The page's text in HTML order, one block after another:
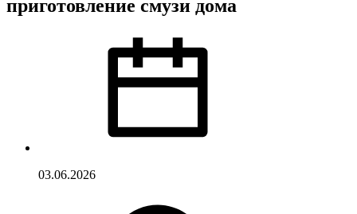
приготовление смузи дома
03.06.2026